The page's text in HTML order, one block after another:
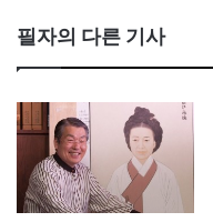
필자의 다른 기사